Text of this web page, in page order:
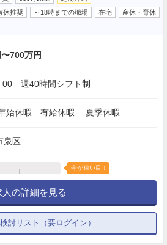
休推奨 ～18時までの職場 在宅 産休・育休
700万円
00 週40時間シフト制
始休暇 有給休暇 夏季休暇
泉区
今が狙い目！
人の詳細を見る
検討リスト（要ログイン）